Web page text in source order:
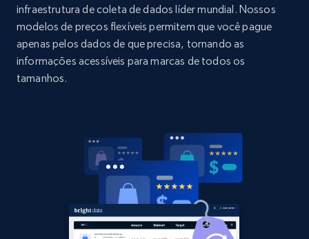
URL, Domain, Country code, Model number,
Sku, Product id, Product name, Manufacturer,
and more.
2.1K+
Home Depot US - Discovery products by
specific category URL
URL, Domain, Country code, Model number,
Sku, Product id, Product name, Manufacturer,
and more.
infraestrutura de coleta de dados líder mundial. Nossos
modelos de preços flexíveis permitem que você pague
apenas pelos dados de que precisa, tornando as
informações acessíveis para marcas de todos os
tamanhos.